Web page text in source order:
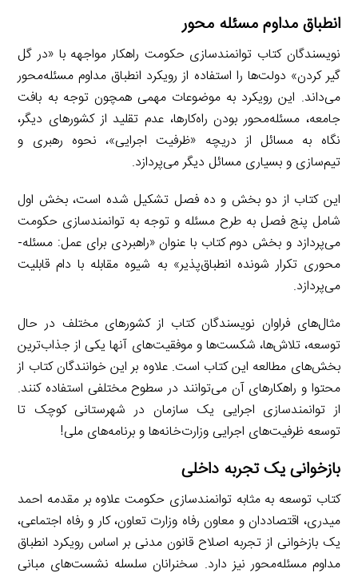
انطباق مداوم مسئله محور
نویسندگان کتاب توانمندسازی حکومت راهکار مواجهه با «در گل
گیر کردن» دولت‌ها را استفاده از رویکرد انطباق مداوم مسئله‌محور
می‌داند. این رویکرد به موضوعات مهمی همچون توجه به بافت
جامعه، مسئله‌محور بودن راه‌کارها، عدم تقلید از کشورهای دیگر،
نگاه به مسائل از دریچه «ظرفیت اجرایی»، نحوه رهبری و
تیم‌سازی و بسیاری مسائل دیگر می‌پردازد.
این کتاب از دو بخش و ده فصل تشکیل شده است، بخش اول
شامل پنج فصل به طرح مسئله و توجه به توانمندسازی حکومت
می‌پردازد و بخش دوم کتاب با عنوان «راهبردی برای عمل: مسئله-
محوری تکرار شونده انطباق‌پذیر» به شیوه مقابله با دام قابلیت
می‌پردازد.
مثال‌های فراوان نویسندگان کتاب از کشورهای مختلف در حال
توسعه، تلاش‌ها، شکست‌ها و موفقیت‌های آنها یکی از جذاب‌ترین
بخش‌های مطالعه این کتاب است. علاوه بر این خوانندگان کتاب از
محتوا و راهکارهای آن می‌توانند در سطوح مختلفی استفاده کنند.
از توانمندسازی اجرایی یک سازمان در شهرستانی کوچک تا
توسعه ظرفیت‌های اجرایی وزارت‌خانه‌ها و برنامه‌های ملی!
بازخوانی یک تجربه داخلی
کتاب توسعه به مثابه توانمندسازی حکومت علاوه بر مقدمه احمد
میدری، اقتصاددان و معاون رفاه وزارت تعاون، کار و رفاه اجتماعی،
یک بازخوانی از تجربه اصلاح قانون مدنی بر اساس رویکرد انطباق
مداوم مسئله‌محور نیز دارد. سخنرانان سلسله نشست‌های مبانی